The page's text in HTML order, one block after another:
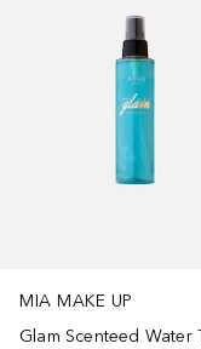
MIA MAKE UP